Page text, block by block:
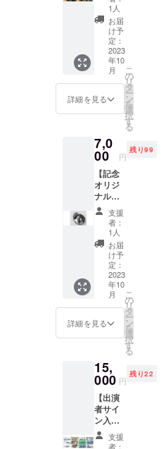
掲載さ
せてい
ただき
ます。
※エン
ドロー
ルに掲
載させ
ていた
にてお
知らせ
くださ
い。
ご
支援
時〜9月
までに
頂けれ
ばと思
いま
す。
ニック
ネーム
いませ
んが１
させて
いただ
きま
す。
ンで
「ヒヤ
シン
ス」第
一段階
編集を
ご覧い
ただき
ます。
ケート
を送り
でお答
えくだ
さい。
その結
果を踏
まえて
最終編
集に入
りま
す。
み
なさま
の貴重
なご意
す！ ２.
「ヒア
シン
ス」の
エンド
ロール
に「映
トラ出
演！】
＋【記
念オリ
ジナル
缶バッ
ジ】＋
【作品
エンド
ロール
載！】
＋
【Audie
nce
Voiceへ
のご参
加】
１.7月
上旬を
撮影し
ている
会津若
松の喫
茶店
シーン
のエキ
ストラ
わりに
出てく
なシー
ンで
す。 ※
撮影日
未定の
1人
お届
け予
定：
2023
年10
月
詳細を見る
こ
の
リ
タ
ー
ン
を
選
択
す
る
7,0
00 円
残り99
【記念
オリジ
ナル缶
バッ
ジ】×
３！
＋【作
品エン
ドロー
ルにお
名前掲
載！】
＋
【Audie
nce
Voiceへ
加】 １.
ご支援
のお礼
に「記
念オリ
ジナル
缶バッ
ジ」×３
支援
者：
1人
お届
け予
定：
2023
年10
月
詳細を見る
こ
の
リ
タ
ー
ン
を
選
択
す
る
15,
000 円
残り22
【出演
者サイ
ン入り
カラー
コンテ
支援
者：